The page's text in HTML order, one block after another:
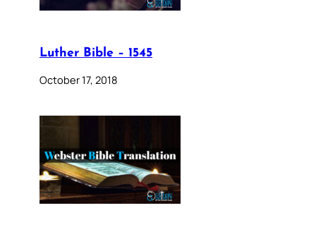
Luther Bible – 1545
October 17, 2018